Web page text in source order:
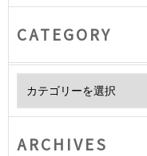
CATEGORY
ARCHIVES